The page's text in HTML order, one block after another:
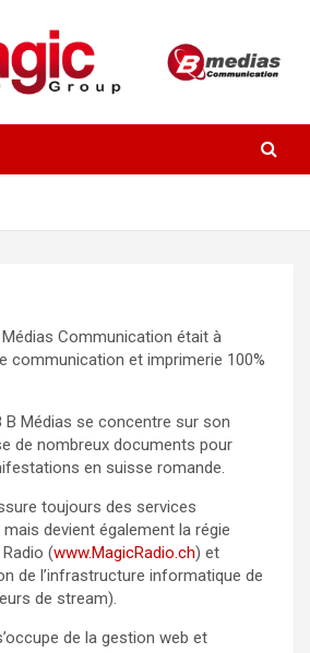
Group
Médias Communication était à
communication et imprimerie 100%
B Médias se concentre sur son
de nombreux documents pour
en suisse romande.
toujours des services
mais devient également la régie
(www.MagicRadio.ch) et
de l’infrastructure informatique de
de stream).
de la gestion web et